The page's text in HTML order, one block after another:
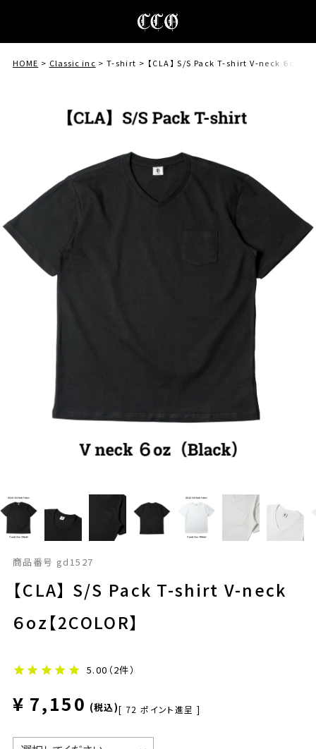
HOME Classic inc T-shirt 【CLA】 S/S Pack T-shirt V-neck ６oz【
商品番号 gd1527
【CLA】 S/S Pack T-shirt V-neck
６oz【2COLOR】
5.00 （2件）
¥ 7,150 税込 [ 72 ポイント進呈 ]